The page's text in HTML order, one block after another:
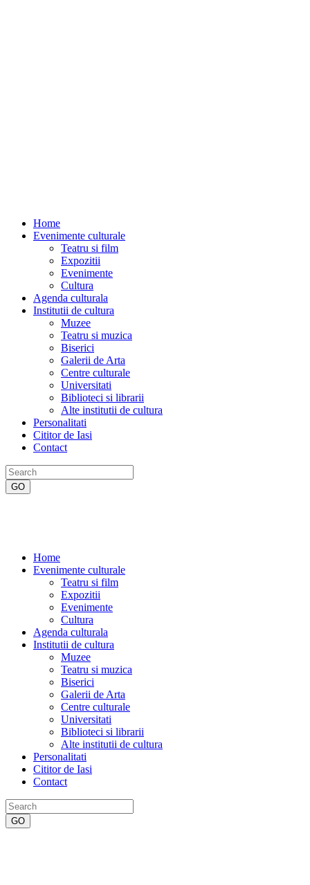
Home
Evenimente culturale
Teatru si film
Expozitii
Evenimente
Cultura
Agenda culturala
Institutii de cultura
Muzee
Teatru si muzica
Biserici
Galerii de Arta
Centre culturale
Universitati
Biblioteci si librarii
Alte institutii de cultura
Personalitati
Cititor de Iasi
Contact
Home
Evenimente culturale
Teatru si film
Expozitii
Evenimente
Cultura
Agenda culturala
Institutii de cultura
Muzee
Teatru si muzica
Biserici
Galerii de Arta
Centre culturale
Universitati
Biblioteci si librarii
Alte institutii de cultura
Personalitati
Cititor de Iasi
Contact